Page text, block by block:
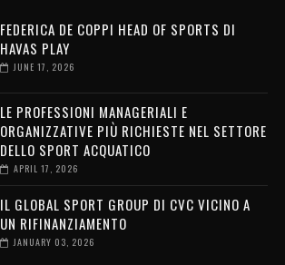
FEDERICA DE COPPI HEAD OF SPORTS DI
HAVAS PLAY
JUNE 17, 2026
LE PROFESSIONI MANAGERIALI E
ORGANIZZATIVE PIÙ RICHIESTE NEL SETTORE
DELLO SPORT ACQUATICO
APRIL 17, 2026
IL GLOBAL SPORT GROUP DI CVC VICINO A
UN RIFINANZIAMENTO
JANUARY 03, 2026